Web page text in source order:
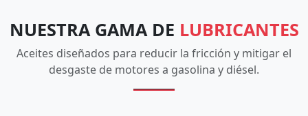
NUESTRA GAMA DE LUBRICANTES
Aceites diseñados para reducir la fricción y mitigar el
desgaste de motores a gasolina y diésel.